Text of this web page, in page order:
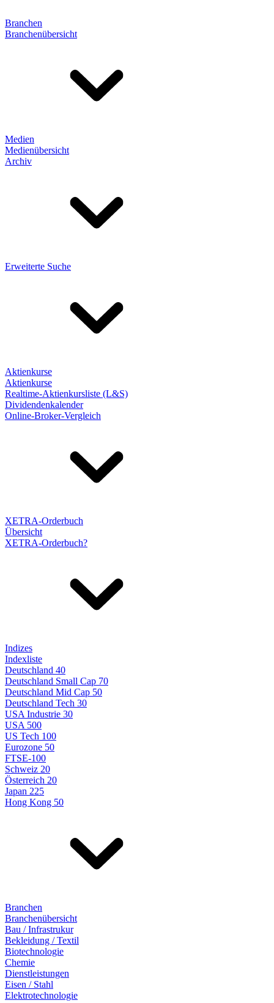
Branchen
Branchenübersicht
Medien
Medienübersicht
Archiv
Erweiterte Suche
Aktienkurse
Aktienkurse
Realtime-Aktienkursliste (L&S)
Dividendenkalender
Online-Broker-Vergleich
XETRA-Orderbuch
Übersicht
XETRA-Orderbuch?
Indizes
Indexliste
Deutschland 40
Deutschland Small Cap 70
Deutschland Mid Cap 50
Deutschland Tech 30
USA Industrie 30
USA 500
US Tech 100
Eurozone 50
FTSE-100
Schweiz 20
Österreich 20
Japan 225
Hong Kong 50
Branchen
Branchenübersicht
Bau / Infrastrukur
Bekleidung / Textil
Biotechnologie
Chemie
Dienstleistungen
Eisen / Stahl
Elektrotechnologie